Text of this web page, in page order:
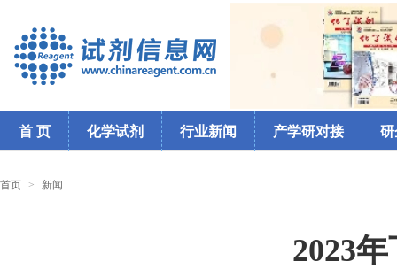
首 页 化学试剂 行业新闻 产学研对接 研
首页 > 新闻
2023